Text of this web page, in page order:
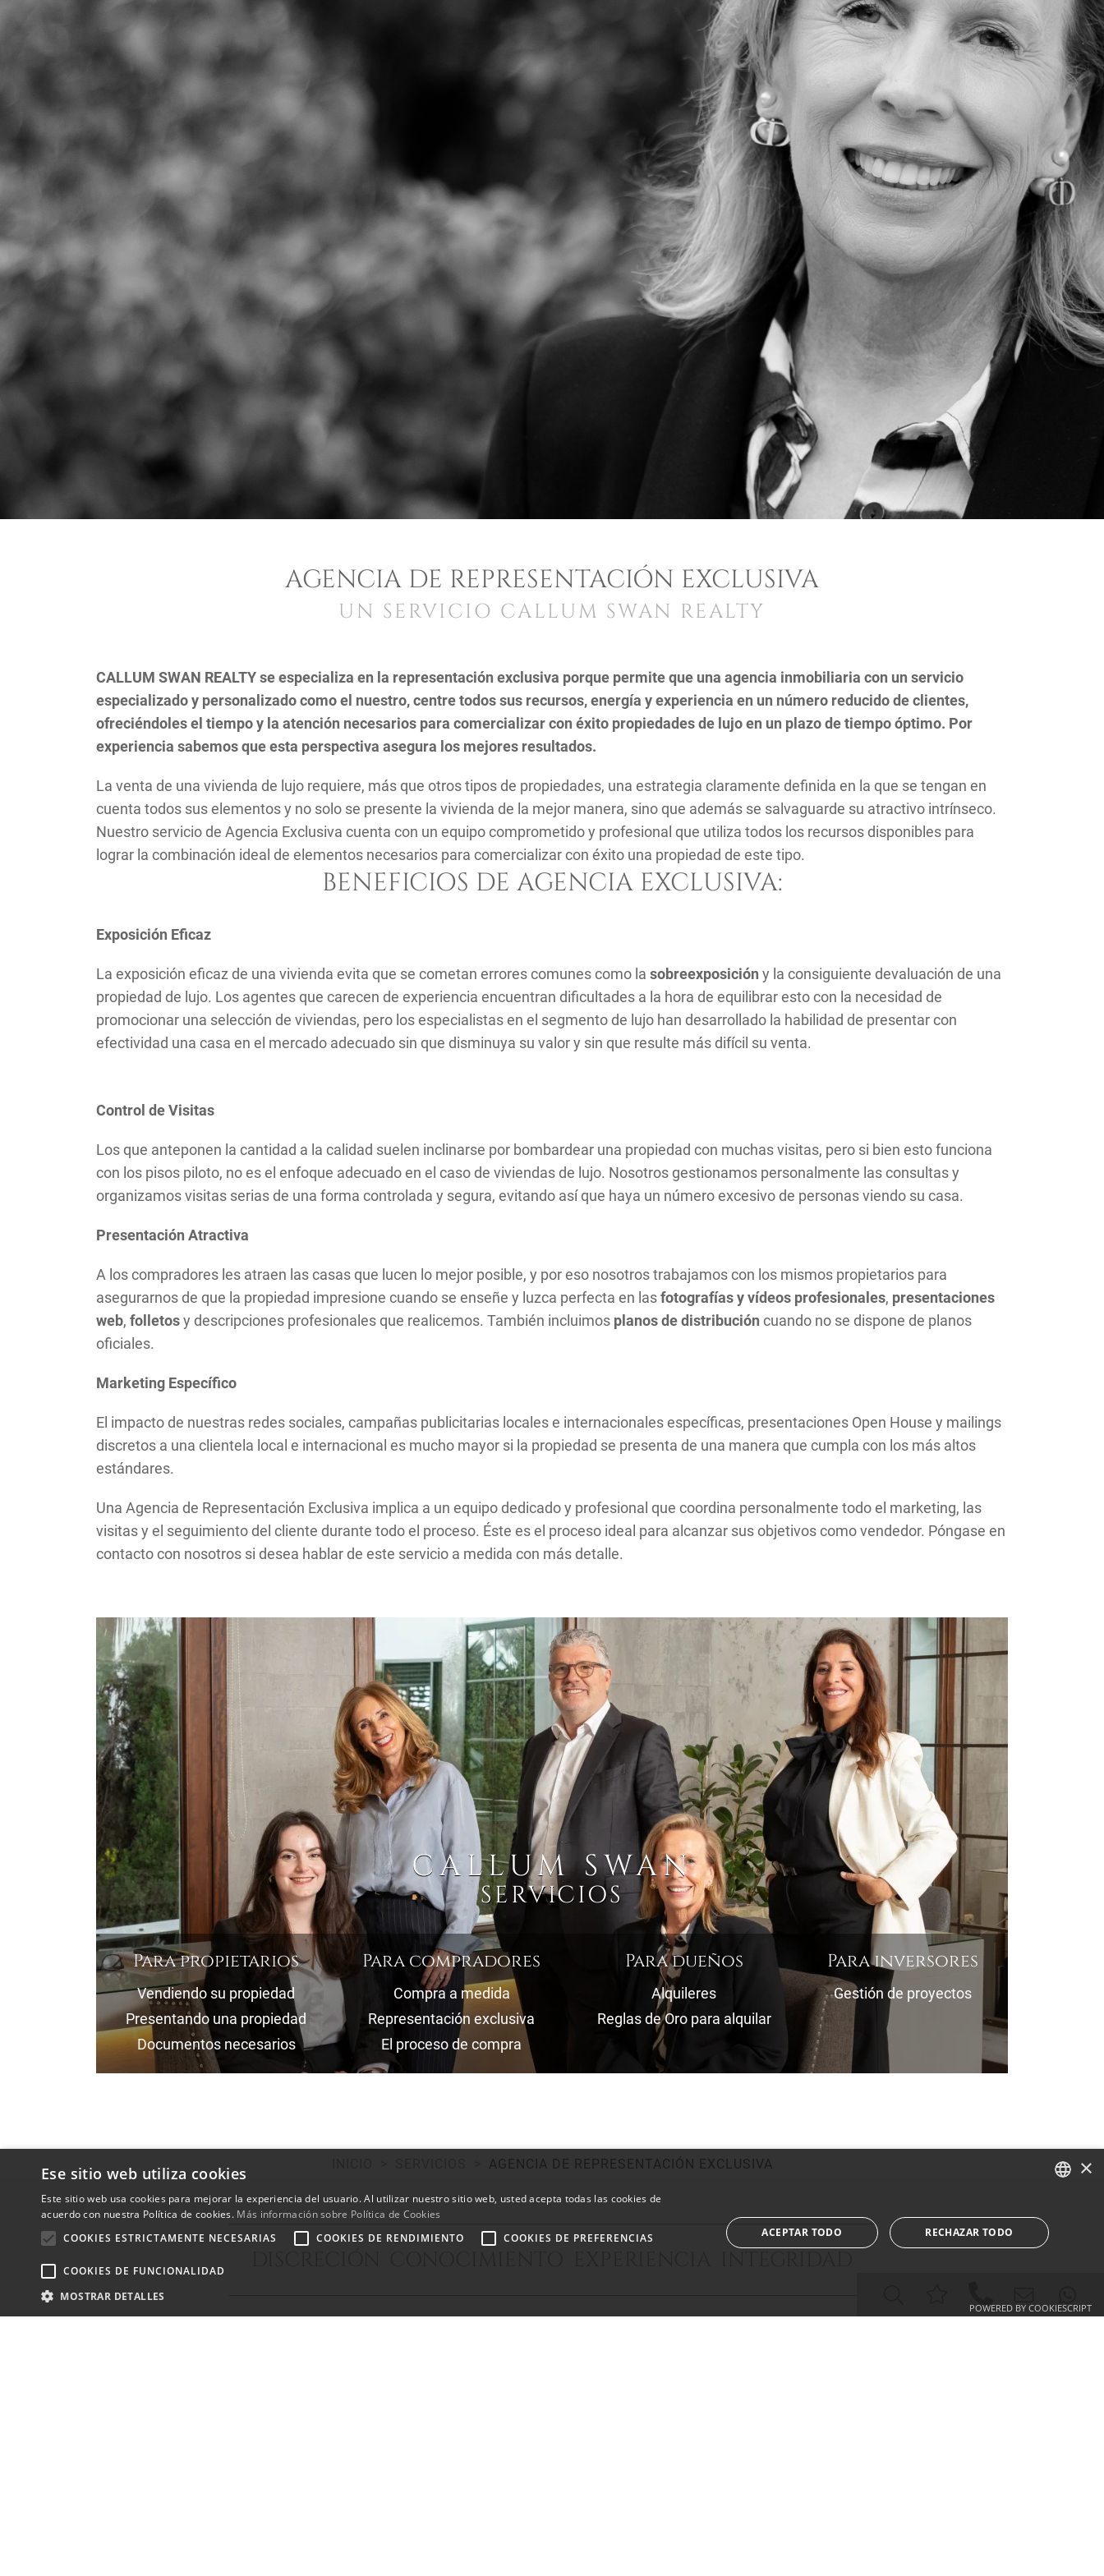
AGENCIA DE REPRESENTACIÓN EXCLUSIVA
UN SERVICIO CALLUM SWAN REALTY
CALLUM SWAN REALTY se especializa en la representación exclusiva porque permite que una agencia inmobiliaria con un servicio
especializado y personalizado como el nuestro, centre todos sus recursos, energía y experiencia en un número reducido de clientes,
ofreciéndoles el tiempo y la atención necesarios para comercializar con éxito propiedades de lujo en un plazo de tiempo óptimo. Por
experiencia sabemos que esta perspectiva asegura los mejores resultados.
La venta de una vivienda de lujo requiere, más que otros tipos de propiedades, una estrategia claramente definida en la que se tengan en
cuenta todos sus elementos y no solo se presente la vivienda de la mejor manera, sino que además se salvaguarde su atractivo intrínseco.
Nuestro servicio de Agencia Exclusiva cuenta con un equipo comprometido y profesional que utiliza todos los recursos disponibles para
lograr la combinación ideal de elementos necesarios para comercializar con éxito una propiedad de este tipo.
BENEFICIOS DE AGENCIA EXCLUSIVA:
Exposición Eficaz
La exposición eficaz de una vivienda evita que se cometan errores comunes como la sobreexposición y la consiguiente devaluación de una
propiedad de lujo. Los agentes que carecen de experiencia encuentran dificultades a la hora de equilibrar esto con la necesidad de
promocionar una selección de viviendas, pero los especialistas en el segmento de lujo han desarrollado la habilidad de presentar con
efectividad una casa en el mercado adecuado sin que disminuya su valor y sin que resulte más difícil su venta.
Control de Visitas
Los que anteponen la cantidad a la calidad suelen inclinarse por bombardear una propiedad con muchas visitas, pero si bien esto funciona
con los pisos piloto, no es el enfoque adecuado en el caso de viviendas de lujo. Nosotros gestionamos personalmente las consultas y
organizamos visitas serias de una forma controlada y segura, evitando así que haya un número excesivo de personas viendo su casa.
Presentación Atractiva
A los compradores les atraen las casas que lucen lo mejor posible, y por eso nosotros trabajamos con los mismos propietarios para
asegurarnos de que la propiedad impresione cuando se enseñe y luzca perfecta en lasfotografías y vídeos profesionales, presentaciones
web, folletosy descripciones profesionales que realicemos. También incluimos planos de distribución cuando no se dispone de planos
oficiales.
Marketing Específico
El impacto de nuestras redes sociales, campañas publicitarias locales e internacionales específicas, presentaciones Open House y mailings
discretos a una clientela local e internacional es mucho mayor si la propiedad se presenta de una manera que cumpla con los más altos
estándares.
Una Agencia de Representación Exclusiva implica a un equipo dedicado y profesional que coordina personalmente todo el marketing, las
visitas y el seguimiento del cliente durante todo el proceso. Éste es el proceso ideal para alcanzar sus objetivos como vendedor. Póngase en
contacto con nosotros si desea hablar de este servicio a medida con más detalle.
CALLUM SWAN
SERVICIOS
Para propietarios
Vendiendo su propiedad
Presentando una propiedad
Documentos necesarios
Para compradores
Compra a medida
Representación exclusiva
El proceso de compra
Para dueños
Alquileres
Reglas de Oro para alquilar
Para inversores
Gestión de proyectos
AGENCIA DE REPRESENTACIÓN EXCLUSIVA
SPANISH
×
Ese sitio web utiliza cookies
Este sitio web usa cookies para mejorar la experiencia del usuario. Al utilizar nuestro sitio web, usted acepta todas las cookies de
acuerdo con nuestra Política de cookies. Más información sobre Política de Cookies
COOKIES ESTRICTAMENTE NECESARIAS
COOKIES DE RENDIMIENTO COOKIES DE PREFERENCIAS
COOKIES DE FUNCIONALIDAD
MOSTRAR DETALLES
ACEPTAR TODO RECHAZAR TODO
POWERED BY COOKIESCRIPT